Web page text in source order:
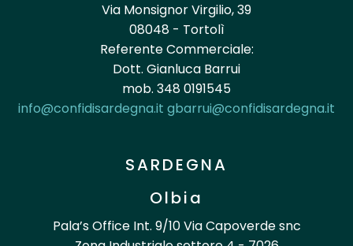
Via Monsignor Virgilio, 39
08048 - Tortolì
Referente Commerciale:
Dott. Gianluca Barrui
mob. 348 0191545
info@confidisardegna.it gbarrui@confidisardegna.it
SARDEGNA
Olbia
Pala’s Office Int. 9/10 Via Capoverde snc